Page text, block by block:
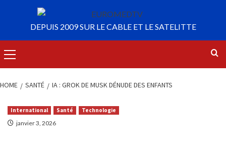
HOME SANTÉ IA : GROK DE MUSK DÉNUDE DES ENFANTS
International Santé Technologie
janvier 3, 2026